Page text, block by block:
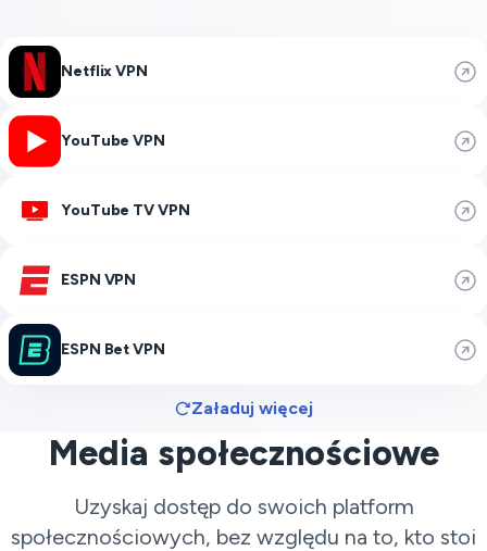
Netflix VPN
YouTube VPN
YouTube TV VPN
ESPN VPN
ESPN Bet VPN
Załaduj więcej
Media społecznościowe
Uzyskaj dostęp do swoich platform
społecznościowych, bez względu na to, kto stoi